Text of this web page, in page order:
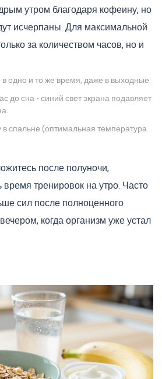
утром благодаря кофеину, но
исчерпаны. Для максимальной
за количеством часов, но и
в одно и то же время, даже в выходные.
до сна - синий свет экрана подавляет
спальне (оптимальная температура
после полуночи,
время тренировок на утро. Часто
сил после полноценного
когда организм уже устал